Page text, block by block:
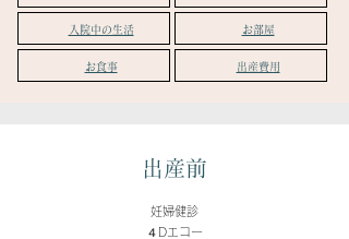
入院中の生活
お食事
お部屋
出産費用
出産前
妊婦健診
４Dエコー